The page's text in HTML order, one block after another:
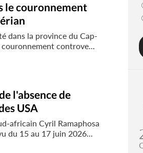
le couronnement
dans la province du Cap-
controve...
l'absence de
USA
africain Cyril Ramaphosa
du 15 au 17 juin 2026...